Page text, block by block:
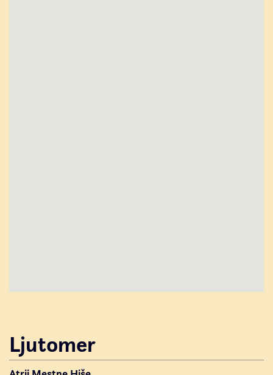
Ljutomer